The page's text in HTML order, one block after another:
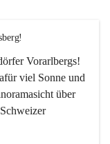
Vorarlbergs!
viel Sonne und
über